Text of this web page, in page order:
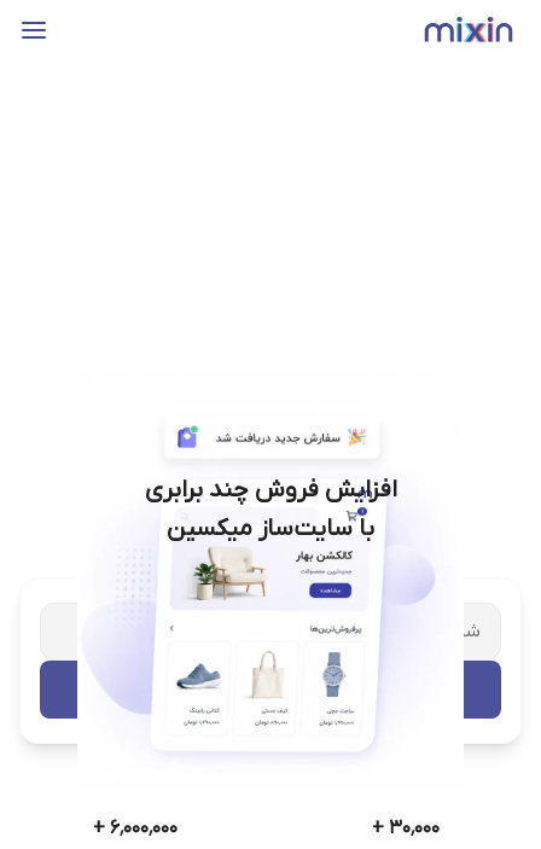
افزایش فروش چند برابری
با سایت‌ساز میکسین
شریک تجاری ترب با پشتیبانی اختصاصی
تست رایگان
۳۰٬۰۰۰ + ۶٬۰۰۰٬۰۰۰ +